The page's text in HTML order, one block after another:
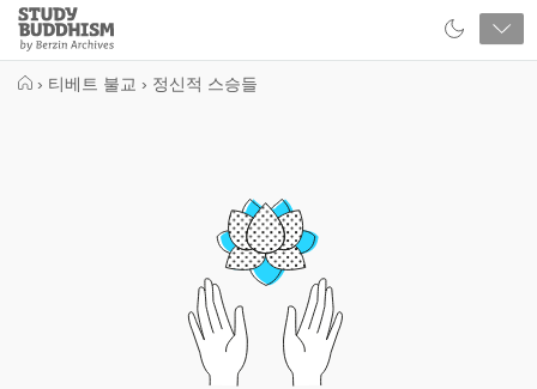
Close
Study
Buddhism
› 티베트 불교 › 정신적 스승들